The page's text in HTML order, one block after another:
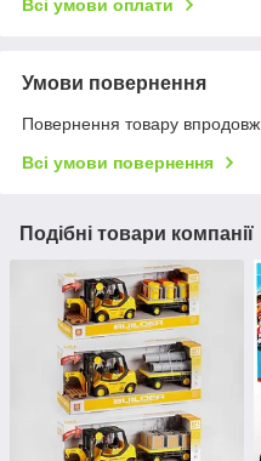
Всі умови оплати
Умови повернення
Повернення товару
Всі умови повернення
Подібні товари компанії